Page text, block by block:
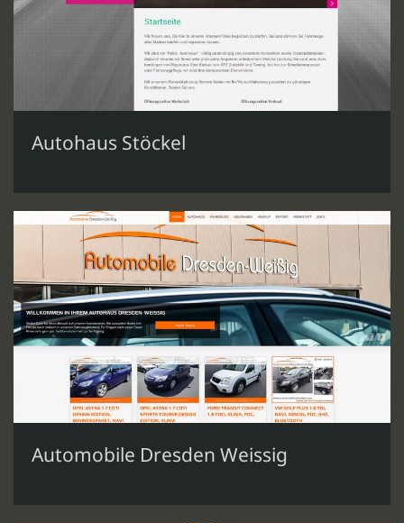
Autohaus Stöckel
Automobile Dresden Weissig